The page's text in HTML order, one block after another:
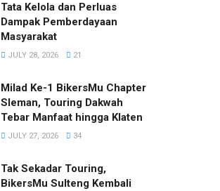
Tata Kelola dan Perluas
Dampak Pemberdayaan
Masyarakat
JULY 28, 2026 21
Milad Ke-1 BikersMu Chapter
Sleman, Touring Dakwah
Tebar Manfaat hingga Klaten
JULY 27, 2026 34
Tak Sekadar Touring,
BikersMu Sulteng Kembali